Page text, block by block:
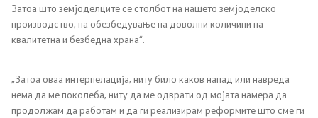
Интерни акти/процедури
Услуги
Затоа што земјоделците се столбот на нашето земјоделско
производство, на обезбедување на доволни количини на
квалитетна и безбедна храна“.
„Затоа оваа интерпелација, ниту било каков напад или навреда
нема да ме поколеба, ниту да ме одврати од мојата намера да
продолжам да работам и да ги реализирам реформите што сме ги